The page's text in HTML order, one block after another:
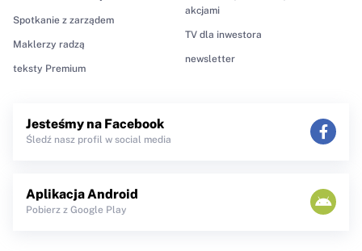
Spotkanie z zarządem
Maklerzy radzą
teksty Premium
akcjami
TV dla inwestora
newsletter
Jesteśmy na Facebook
Śledź nasz profil w social media
Aplikacja Android
Pobierz z Google Play